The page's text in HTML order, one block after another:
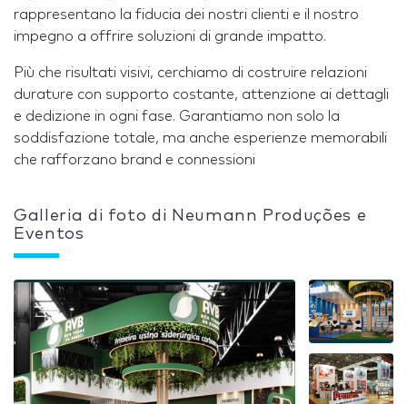
rappresentano la fiducia dei nostri clienti e il nostro
impegno a offrire soluzioni di grande impatto.
Più che risultati visivi, cerchiamo di costruire relazioni
durature con supporto costante, attenzione ai dettagli
e dedizione in ogni fase. Garantiamo non solo la
soddisfazione totale, ma anche esperienze memorabili
che rafforzano brand e connessioni
Galleria di foto di Neumann Produções e
Eventos